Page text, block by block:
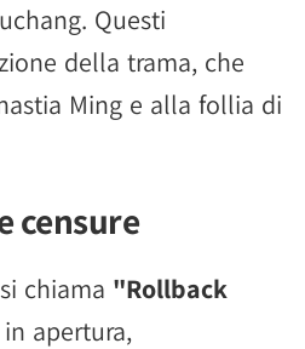
Questi
della trama, che
Ming e alla follia di
censure
chiama "Rollback
apertura,